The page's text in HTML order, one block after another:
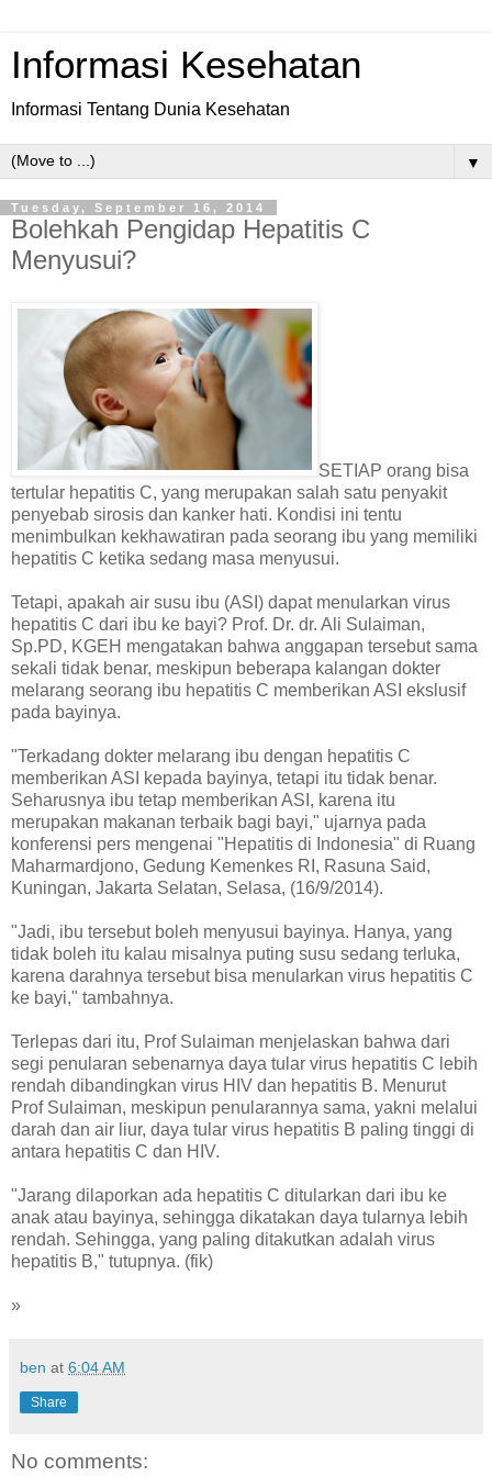
Informasi Kesehatan
Informasi Tentang Dunia Kesehatan
▼
Tuesday, September 16, 2014
Bolehkah Pengidap Hepatitis C
Menyusui?
SETIAP orang bisa
tertular hepatitis C, yang merupakan salah satu penyakit
penyebab sirosis dan kanker hati. Kondisi ini tentu
menimbulkan kekhawatiran pada seorang ibu yang memiliki
hepatitis C ketika sedang masa menyusui.
Tetapi, apakah air susu ibu (ASI) dapat menularkan virus
hepatitis C dari ibu ke bayi? Prof. Dr. dr. Ali Sulaiman,
Sp.PD, KGEH mengatakan bahwa anggapan tersebut sama
sekali tidak benar, meskipun beberapa kalangan dokter
melarang seorang ibu hepatitis C memberikan ASI ekslusif
pada bayinya.
"Terkadang dokter melarang ibu dengan hepatitis C
memberikan ASI kepada bayinya, tetapi itu tidak benar.
Seharusnya ibu tetap memberikan ASI, karena itu
merupakan makanan terbaik bagi bayi," ujarnya pada
konferensi pers mengenai "Hepatitis di Indonesia" di Ruang
Maharmardjono, Gedung Kemenkes RI, Rasuna Said,
Kuningan, Jakarta Selatan, Selasa, (16/9/2014).
"Jadi, ibu tersebut boleh menyusui bayinya. Hanya, yang
tidak boleh itu kalau misalnya puting susu sedang terluka,
karena darahnya tersebut bisa menularkan virus hepatitis C
ke bayi," tambahnya.
Terlepas dari itu, Prof Sulaiman menjelaskan bahwa dari
segi penularan sebenarnya daya tular virus hepatitis C lebih
rendah dibandingkan virus HIV dan hepatitis B. Menurut
Prof Sulaiman, meskipun penularannya sama, yakni melalui
darah dan air liur, daya tular virus hepatitis B paling tinggi di
antara hepatitis C dan HIV.
"Jarang dilaporkan ada hepatitis C ditularkan dari ibu ke
anak atau bayinya, sehingga dikatakan daya tularnya lebih
rendah. Sehingga, yang paling ditakutkan adalah virus
hepatitis B," tutupnya. (fik)
»
ben at 6:04 AM
Share
No comments: